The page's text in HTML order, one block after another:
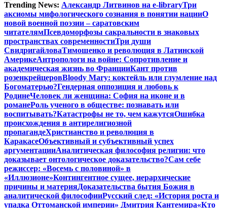
Trending News: Александр Литвинов на e-libraryТри
аксиомы мифологического сознания в понятии нацииО
новой военной поэзии – саратовским
читателямПсевдоморфозы сакральности в знаковых
пространствах современностиТри души
СвидригайловаТимошенко и революция в Латинской
АмерикеАнтропологи на войне: Сопротивление и
академическая жизнь во ФранцииКант против
розенкрейцеровBloody Mary: коктейль или глумление над
Богоматерью?Гендерная оппозиция и любовь к
РодинеЧеловек ли женщина: София на иконе и в
романеРоль ученого в обществе: познавать или
воспитывать?Катастрофы не то, чем кажутсяОшибка
происхождения в антирелигиозной
пропагандеХристианство и революция в
КаракасеОбъективный и субъективный успех
аргументацииАналитическая философия религии: что
доказывает онтологическое доказательство?Сам себе
режиссер: «Восемь с половиной» в
«Иллюзионе»Контингентное сущее, иерархические
причины и материяДоказательства бытия Божия в
аналитической философииРусский след: «История роста и
упадка Оттоманской империи» Дмитрия Кантемира«Кто